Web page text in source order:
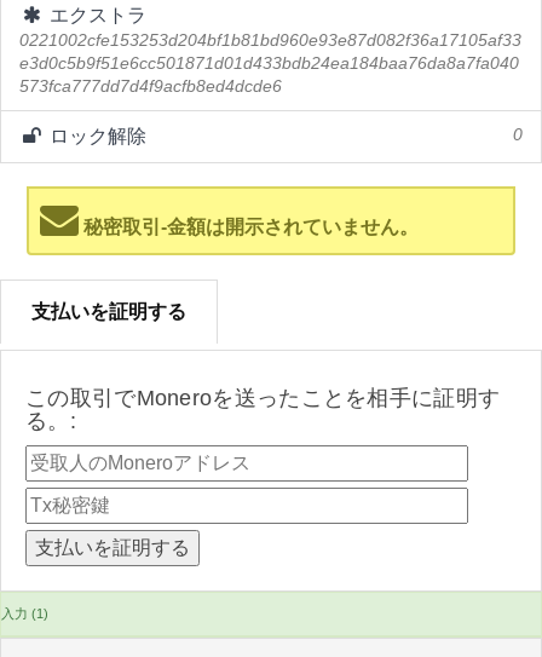
エクストラ
0221002cfe153253d204bf1b81bd960e93e87d082f36a17105af33
e3d0c5b9f51e6cc501871d01d433bdb24ea184baa76da8a7fa040
573fca777dd7d4f9acfb8ed4dcde6
ロック解除 0
秘密取引-金額は開示されていません。
支払いを証明する
この取引でMoneroを送ったことを相手に証明す
る。:
入力 (1)